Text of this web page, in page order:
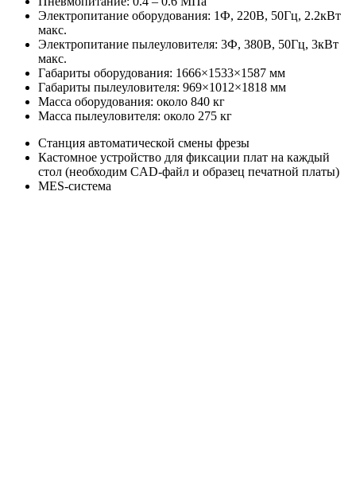
Электропитание оборудования: 1Ф, 220В, 50Гц, 2.2кВт
макс.
Электропитание пылеуловителя: 3Ф, 380В, 50Гц, 3кВт
макс.
Габариты оборудования: 1666×1533×1587 мм
Габариты пылеуловителя: 969×1012×1818 мм
Масса оборудования: около 840 кг
Масса пылеуловителя: около 275 кг
Станция автоматической смены фрезы
Кастомное устройство для фиксации плат на каждый
стол (необходим CAD-файл и образец печатной платы)
MES-система